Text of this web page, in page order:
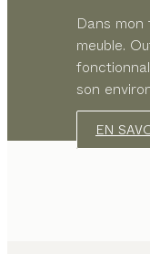
Dans mon
meuble.
son
EN